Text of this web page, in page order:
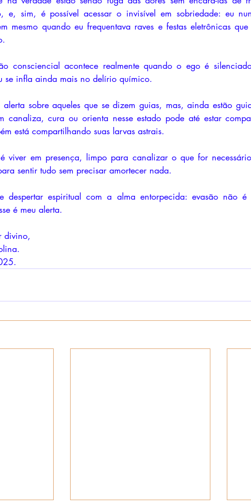
e, sim, é possível acessar o invisível em sobriedade: eu
mesmo quando eu frequentava raves e festas eletrônicas
consciencial acontece realmente quando o ego é
se infla ainda mais no delírio químico.
alerta sobre aqueles que se dizem guias, mas, ainda estão
canaliza, cura ou orienta nesse estado pode até estar
está compartilhando suas larvas astrais.
é viver em presença, limpo para canalizar o que for
sentir tudo sem precisar amortecer nada.
despertar espiritual com a alma entorpecida: evasão não é
é meu alerta.
divino,